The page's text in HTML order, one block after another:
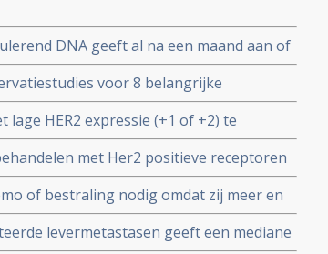
DNA geeft al na een maand aan of
of niet.
voor 8 belangrijke
klinische praktijk komen 7 van de 8
HER2 expressie (+1 of +2) te
trastuzumab deruxtecan is door een
vastgelegdmet Her2 positieve receptoren
of bestraling nodig omdat zij meer en
borstkanker automatisch opruimt.
levermetastasen geeft een mediane